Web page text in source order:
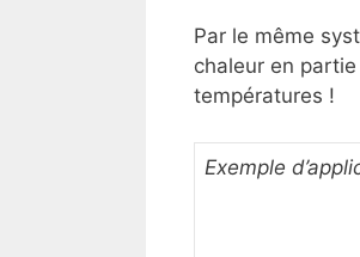
Par le même
chaleur en
températures !
Exemple